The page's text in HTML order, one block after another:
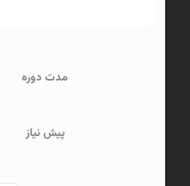
مدت دوره
پیش نیاز